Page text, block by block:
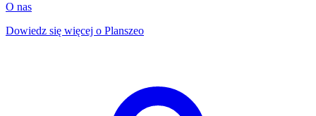
O nas
Dowiedz się więcej o Planszeo